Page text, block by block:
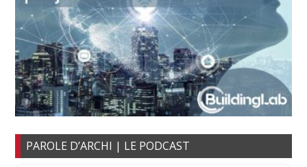
PAROLE D’ARCHI | LE PODCAST